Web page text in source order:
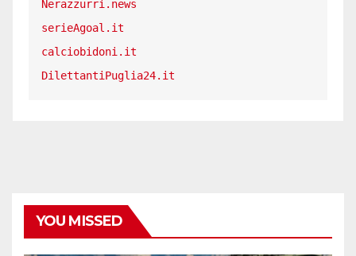
Nerazzurri.news
serieAgoal.it
calciobidoni.it
DilettantiPuglia24.it
YOU MISSED